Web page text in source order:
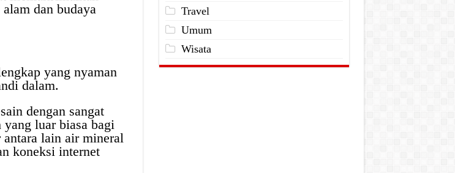
dan budaya
yang nyaman
dalam.
dengan sangat
yang luar biasa bagi
lain air mineral
koneksi internet
Travel
Umum
Wisata